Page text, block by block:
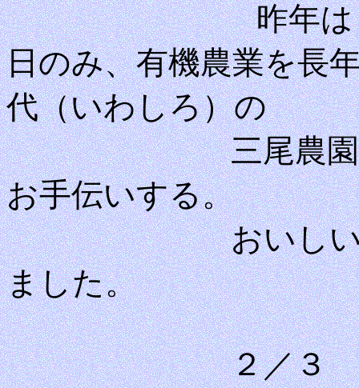
昨年
日のみ、有機農業を長
代（いわしろ）の
三尾農園さんで
お手伝いする。
おいし
ました。
２／３